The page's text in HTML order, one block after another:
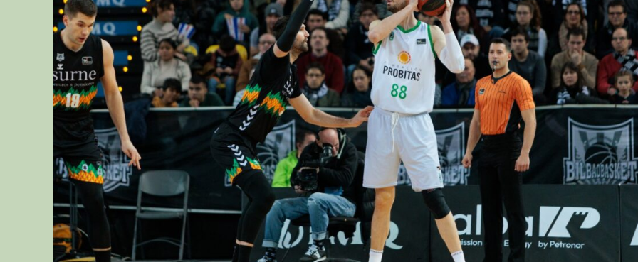
La entrevista bTactic
La entrevista bTactic
mayo 7, 2026
Nos hacemos mayores. Vamos creciendo. Tanto así